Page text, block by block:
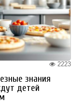
2223
знания
детей